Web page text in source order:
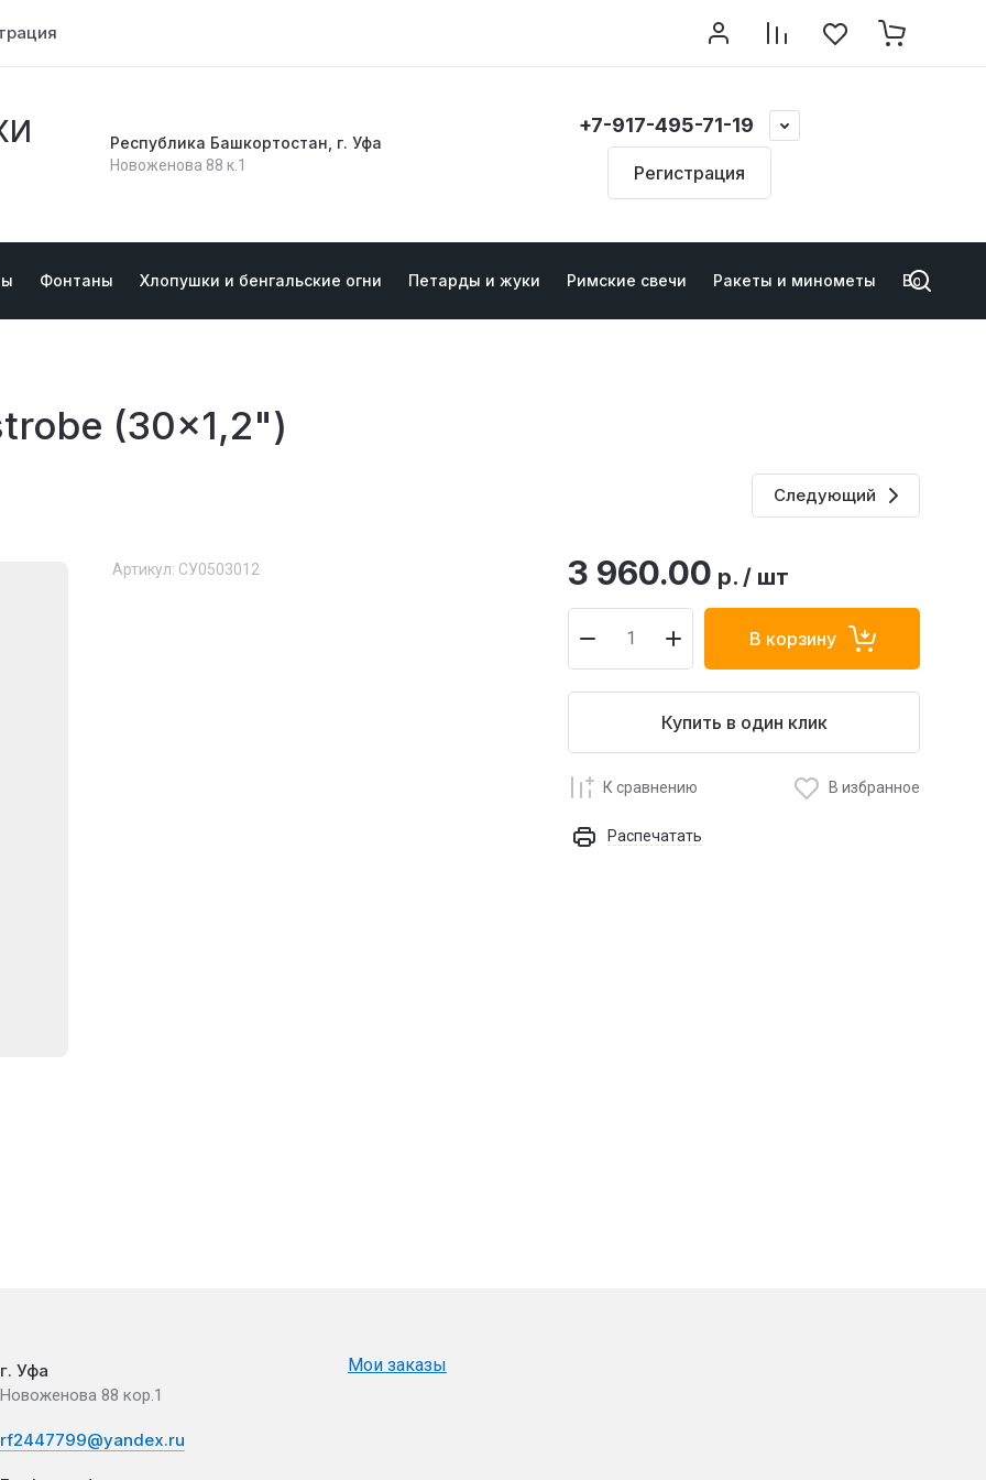
Республика Башкортостан, г. Уфа
Новоженова 88 к.1
+7-917-495-71-19
Регистрация
Фонтаны Хлопушки и бенгальские огни Петарды и жуки Римские свечи Ракеты и минометы Военно-
(30x1,2")
Следующий
Артикул: СУ0503012 3 960.00 р. / шт
В корзину
Купить в один клик
К сравнению В избранное
Распечатать
г. Уфа
Новоженова 88 кор.1
rf2447799@yandex.ru
Мои заказы